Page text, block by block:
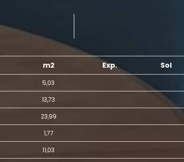
m2 Exp. Sol
5,03
13,73
23,99
1,77
11,03